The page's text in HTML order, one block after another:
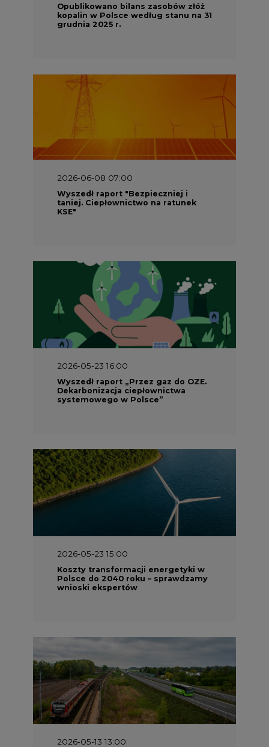
Opublikowano bilans zasobów złóż
kopalin w Polsce według stanu na 31
grudnia 2025 r.
2026-06-08 07:00
Wyszedł raport "Bezpieczniej i
taniej. Ciepłownictwo na ratunek
KSE"
2026-05-23 16:00
Wyszedł raport „Przez gaz do OZE.
Dekarbonizacja ciepłownictwa
systemowego w Polsce”
2026-05-23 15:00
Koszty transformacji energetyki w
Polsce do 2040 roku – sprawdzamy
wnioski ekspertów
2026-05-13 13:00